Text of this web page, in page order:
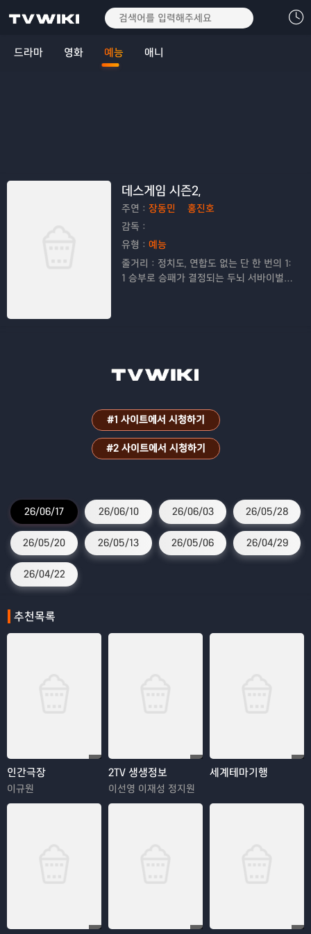
드라마 영화 예능 애니
데스게임 시즌2,
주연： 장동민
홍진호
감독：
유형： 예능
줄거리： 정치도, 연합도 없는 단 한 번의 1:
1 승부로 승패가 결정되는 두뇌 서바이벌
#1 사이트에서 시청하기
#2 사이트에서 시청하기
26/06/17 26/06/10 26/06/03 26/05/28
26/05/20 26/05/13 26/05/06 26/04/29
26/04/22
추천목록
인간극장
이규원
2TV 생생정보
이선영 이재성 정지원
세계테마기행